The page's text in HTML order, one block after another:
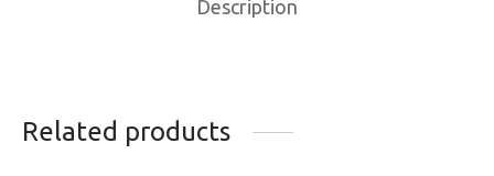
Description
Related products